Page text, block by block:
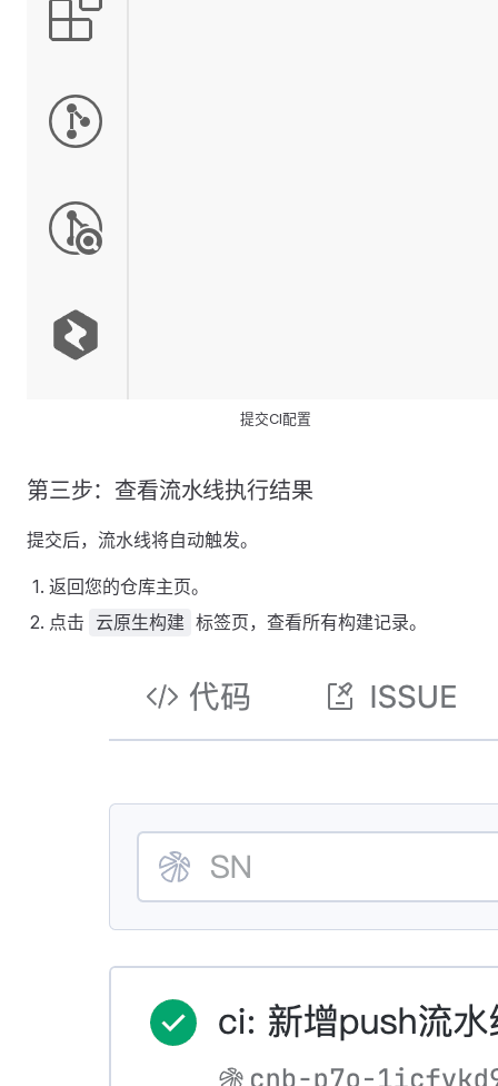
提交CI配置
第三步：查看流水线执行结果
提交后，流水线将自动触发。
返回您的仓库主页。
点击
云原生构建 标签页，查看所有构建记录。